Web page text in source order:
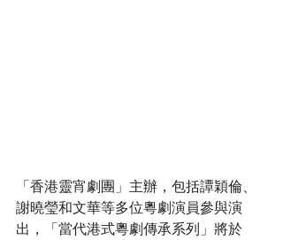
「香港靈宵劇團」主辦，包括譚穎倫、
謝曉瑩和文華等多位粵劇演員參與演
出，「當代港式粵劇傳承系列」將於